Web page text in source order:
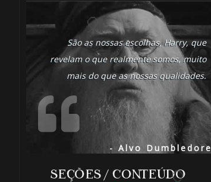
São as nossas escolhas, Harry, que
revelam o que realmente somos, muito
mais do que as nossas qualidades.
- Alvo Dumbledore
SEÇÕES / CONTEÚDO
🎂